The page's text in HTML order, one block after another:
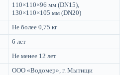
110×110×96 мм (DN15),
130×110×105 мм (DN20)
Не более 0,75 кг
6 лет
Не менее 12 лет
ООО «Водомер», г. Мытищи